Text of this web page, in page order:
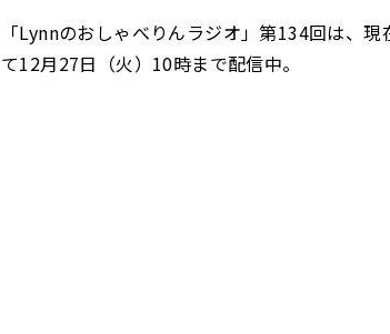
「Lynnのおしゃべりんラジオ」第134回は、
て12月27日（火）10時まで配信中。